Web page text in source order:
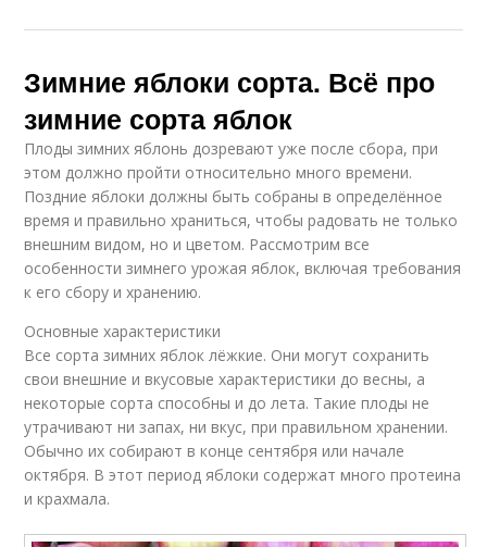
Зимние яблоки сорта. Всё про
зимние сорта яблок
Плоды зимних яблонь дозревают уже после сбора, при
этом должно пройти относительно много времени.
Поздние яблоки должны быть собраны в определённое
время и правильно храниться, чтобы радовать не только
внешним видом, но и цветом. Рассмотрим все
особенности зимнего урожая яблок, включая требования
к его сбору и хранению.
Основные характеристики
Все сорта зимних яблок лёжкие. Они могут сохранить
свои внешние и вкусовые характеристики до весны, а
некоторые сорта способны и до лета. Такие плоды не
утрачивают ни запах, ни вкус, при правильном хранении.
Обычно их собирают в конце сентября или начале
октября. В этот период яблоки содержат много протеина
и крахмала.